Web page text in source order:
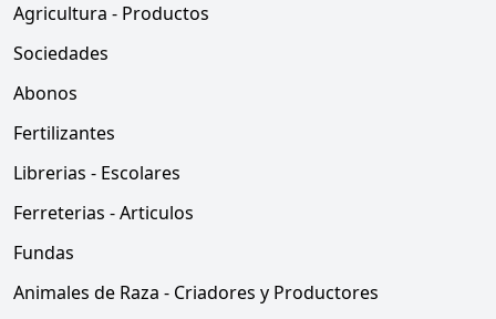
Agricultura - Productos
Sociedades
Abonos
Fertilizantes
Librerias - Escolares
Ferreterias - Articulos
Fundas
Animales de Raza - Criadores y Productores